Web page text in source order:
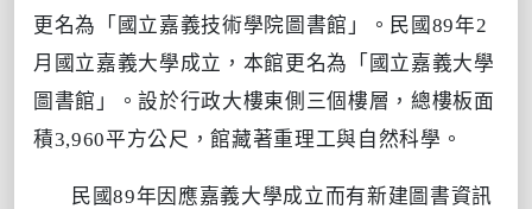
更名為「國立嘉義技術學院圖書館」。民國89年2
月國立嘉義大學成立，本館更名為「國立嘉義大學
圖書館」。設於行政大樓東側三個樓層，總樓板面
積3,960平方公尺，館藏著重理工與自然科學。
民國89年因應嘉義大學成立而有新建圖書資訊